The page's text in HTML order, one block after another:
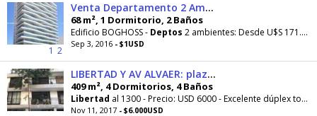
1 2
Venta Departamento 2 Ambientes AV. LIBERTAD Y SALTA
68 m², 1 Dormitorio, 2 Baños
Edificio BOGHOSS - Deptos 2 ambientes: Desde U$S 171.000.- (para 2° piso) Para mayor altura
Sep 3, 2016 - $1USD
LIBERTAD Y AV ALVAER: plazoleta Pellegrini, Unico duplex TERRAZA PROPIA 2 COCHERAS
409 m², 4 Dormitorios, 4 Baños
Libertad al 1300 - Precio: USD 6000 - Excelente dúplex todo a nuevo con vista al río, gran terraza
Nov 11, 2017 - $6.000USD